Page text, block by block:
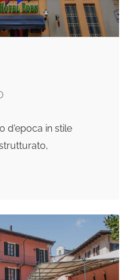
d'epoca in stile